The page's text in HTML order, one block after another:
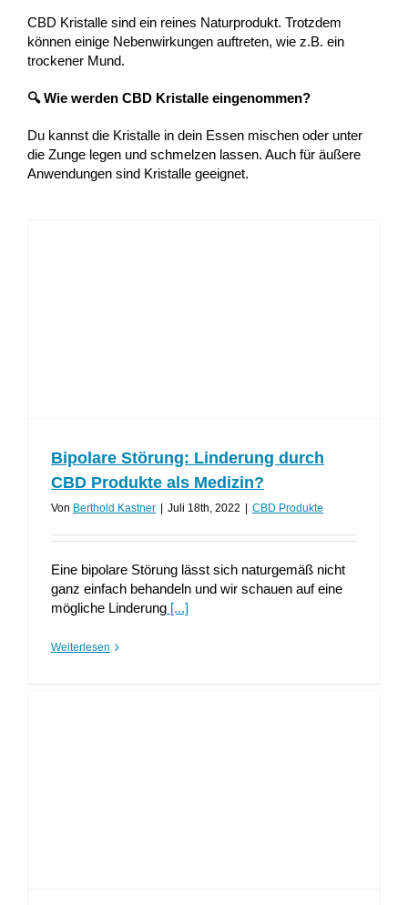
CBD Kristalle sind ein reines Naturprodukt. Trotzdem
können einige Nebenwirkungen auftreten, wie z.B. ein
trockener Mund.
🔍 Wie werden CBD Kristalle eingenommen?
Du kannst die Kristalle in dein Essen mischen oder unter
die Zunge legen und schmelzen lassen. Auch für äußere
Anwendungen sind Kristalle geeignet.
Bipolare Störung: Linderung durch
CBD Produkte als Medizin?
Von Berthold Kastner Juli 18th, 2022 CBD Produkte
Eine bipolare Störung lässt sich naturgemäß nicht
ganz einfach behandeln und wir schauen auf eine
mögliche Linderung[...]
Weiterlesen